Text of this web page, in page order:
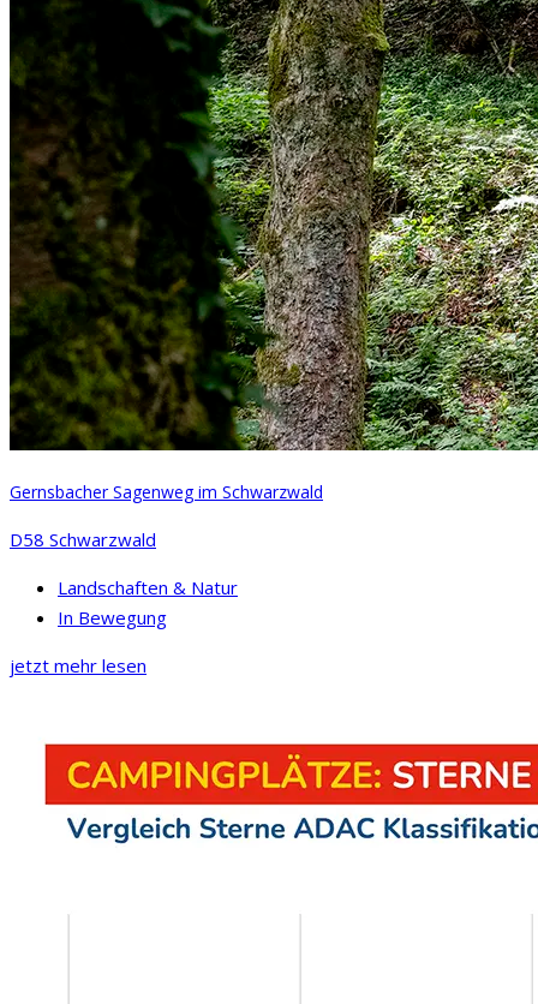
Gernsbacher Sagenweg im Schwarzwald
D58 Schwarzwald
Landschaften & Natur
In Bewegung
jetzt mehr lesen